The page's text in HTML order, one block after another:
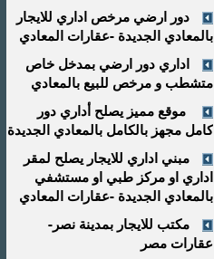
دور ارضي مرخص اداري للايجار
بالمعادي الجديدة -عقارات المعادي
اداري دور ارضي بمدخل خاص
متشطب و مرخص للبيع بالمعادي
موقع مميز يصلح أداري دور
كامل مجهز بالكامل بالمعادي الجديدة
مبني اداري للايجار يصلح لمقر
اداري او مركز طبي او مستشفي
بالمعادي الجديدة -عقارات المعادي
مكتب للايجار بمدينة نصر-
عقارات مصر